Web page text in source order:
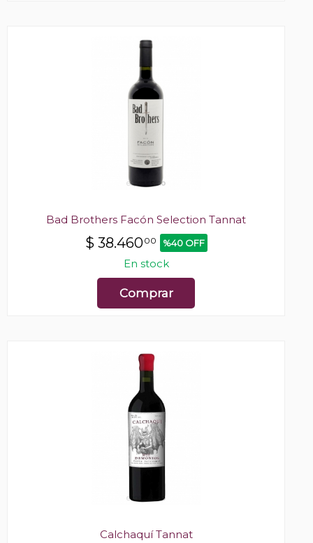
Bad Brothers Facón Selection Tannat
$ 38.46000 %40 OFF
En stock
Comprar
Calchaquí Tannat